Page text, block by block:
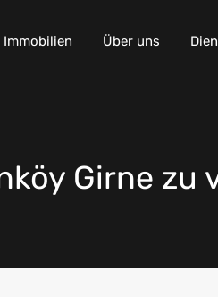
Immobilien Über uns
Girne